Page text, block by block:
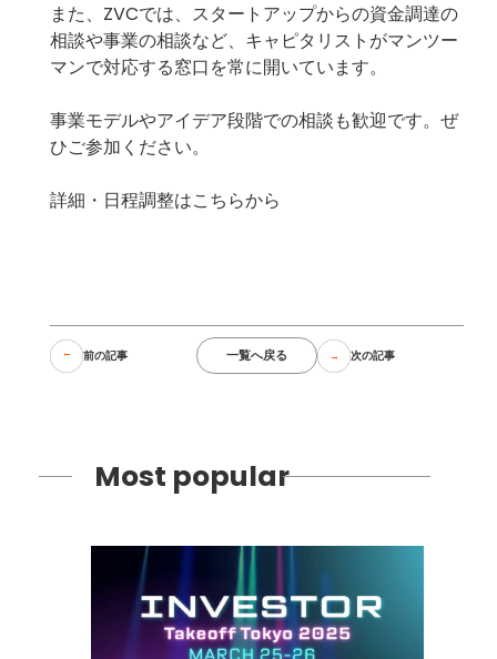
また、ZVCでは、スタートアップからの資金調達の
相談や事業の相談など、キャピタリストがマンツー
マンで対応する窓口を常に開いています。
事業モデルやアイデア段階での相談も歓迎です。ぜ
ひご参加ください。
詳細・日程調整はこちらから
前の記事 一覧へ戻る 次の記事
Most popular